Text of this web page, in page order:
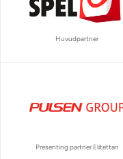
Huvudpartner
Presenting partner Elitettan